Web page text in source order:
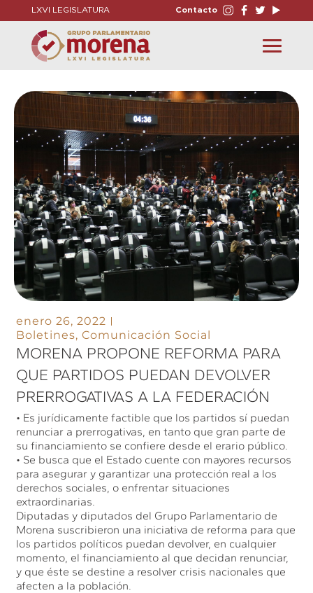
LXVI LEGISLATURA Contacto
Toggle
navigation
enero 26, 2022
Boletines,Comunicación Social
MORENA PROPONE REFORMA PARA
QUE PARTIDOS PUEDAN DEVOLVER
PRERROGATIVAS A LA FEDERACIÓN
• Es jurídicamente factible que los partidos sí puedan
renunciar a prerrogativas, en tanto que gran parte de
su financiamiento se confiere desde el erario público.
• Se busca que el Estado cuente con mayores recursos
para asegurar y garantizar una protección real a los
derechos sociales, o enfrentar situaciones
extraordinarias.
Diputadas y diputados del Grupo Parlamentario de
Morena suscribieron una iniciativa de reforma para que
los partidos políticos puedan devolver, en cualquier
momento, el financiamiento al que decidan renunciar,
y que éste se destine a resolver crisis nacionales que
afecten a la población.